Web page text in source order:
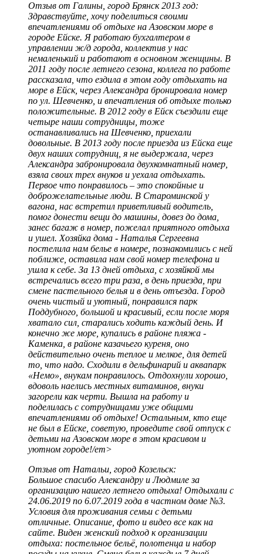
Отзыв от Галины, город Брянск 2013 год:
Здравствуйте, хочу поделиться своими
впечатлениями об отдыхе на Азовском море в
городе Ейске. Я работаю бухгалтером в
управлении ж/д города, коллектив у нас
немаленький и работают в основном женщины. В
2011 году после летнего сезона, коллега по работе
рассказала, что ездила в этом году отдыхать на
море в Ейск, через Александра бронировала номер
по ул. Шевченко, и впечатления об отдыхе только
положительные. В 2012 году в Ейск съездили еще
четыре наши сотрудницы, тоже
останавливались на Шевченко, приехали
довольные. В 2013 году после приезда из Ейска еще
двух наших сотрудниц, я не выдержала, через
Александра забронировала двухкомнатный номер,
взяла своих трех внуков и уехала отдыхать.
Первое что понравилось – это спокойные и
доброжелательные люди. В Староминской у
вагона, нас встретил приветливый водитель,
помог донести вещи до машины, довез до дома,
занес багаж в номер, пожелал приятного отдыха
и ушел. Хозяйка дома - Наталья Сергеевна
постелила нам белье в номере, познакомились с ней
поближе, оставила нам свой номер телефона и
ушла к себе. За 13 дней отдыха, с хозяйкой мы
встречались всего три раза, в день приезда, при
смене пастельного белья и в день отъезда. Город
очень чистый и уютный, понравился парк
Поддубного, большой и красивый, если после моря
хватало сил, старались ходить каждый день. И
конечно же море, купались в районе пляжа -
Каменка, в районе казачьего куреня, оно
действительно очень теплое и мелкое, для детей
то, что надо. Сходили в дельфинарий и аквапарк
«Немо», внукам понравилось. Отдохнули хорошо,
вдоволь наелись местных витаминов, внуки
загорели как черти. Вышла на работу и
поделилась с сотрудницами уже общими
впечатлениями об отдыхе! Остальным, кто еще
не был в Ейске, советую, проведите свой отпуск с
детьми на Азовском море в этом красивом и
уютном городе!/em>
Отзыв от Натальи, город Козельск:
Большое спасибо Александру и Людмиле за
организацию нашего летнего отдыха! Отдыхали с
24.06.2019 по 6.07.2019 года в частном доме №3.
Условия для проживания семьи с детьми
отличные. Описание, фото и видео все как на
сайте. Виден женский подход к организации
отдыха: постельное бельё, полотенца и набор